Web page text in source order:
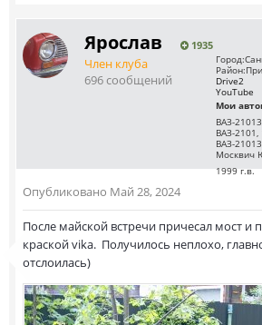
Ярослав 1935
Член клуба
696 сообщений
Город:
Район:
Drive2
YouTube
Мои
ВАЗ-
ВАЗ-2101,
ВАЗ-
Москвич
1999 г.в.
Опубликовано Май 28, 2024
После майской встречи причесал мост и
краской vika. Получилось неплохо,
отслоилась)